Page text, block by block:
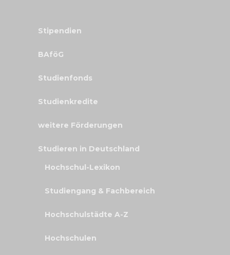
Stipendien
BAföG
Studienfonds
Studienkredite
weitere Förderungen
Studieren in Deutschland
Hochschul-Lexikon
Studiengang & Fachbereich
Hochschulstädte A-Z
Hochschulen